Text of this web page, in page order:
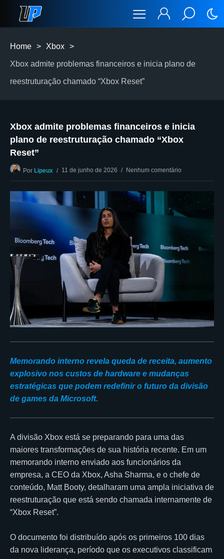
Home > Xbox >
Xbox admite problemas financeiros e inicia plano de
reestruturação chamado “Xbox Reset”
Xbox admite problemas financeiros e inicia
plano de reestruturação chamado “Xbox
Reset”
Por Lipeux 11 de junho de 2026 Nenhum comentário
Memorando interno revela queda de receita, aumento
explosivo nos custos de hardware e mudanças
estratégicas que podem redefinir o futuro da divisão
de games da Microsoft.
A divisão Xbox está se preparando para uma das
maiores transformações de sua história recente. Em um
memorando interno enviado aos funcionários da
empresa, a CEO da Xbox, Asha Sharma, e o chefe de
conteúdo, Matt Booty, detalharam uma ampla iniciativa de
reestruturação que está sendo chamada internamente de
“Xbox Reset”.
O documento foi distribuído após os primeiros 100 dias
da nova liderança, período que os executivos classificam